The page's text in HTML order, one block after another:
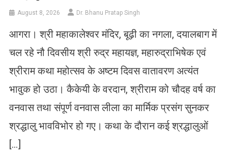
August 8, 2026 Dr. Bhanu Pratap Singh
आगरा। श्री महाकालेश्वर मंदिर, बूढ़ी का नगला, दयालबाग में
चल रहे नौ दिवसीय श्री रुद्र महायज्ञ, महारुद्राभिषेक एवं
श्रीराम कथा महोत्सव के अष्टम दिवस वातावरण अत्यंत
भावुक हो उठा। कैकेयी के वरदान, श्रीराम को चौदह वर्ष का
वनवास तथा संपूर्ण वनवास लीला का मार्मिक प्रसंग सुनकर
श्रद्धालु भावविभोर हो गए। कथा के दौरान कई श्रद्धालुओं
[…]